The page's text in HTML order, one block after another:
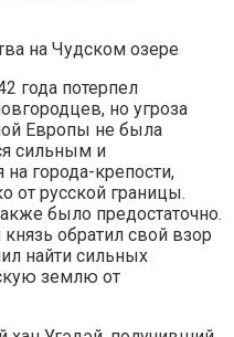
на Чудском озере
года потерпел
но угроза
Европы не была
сильным и
города-крепости,
от русской границы.
было предостаточно.
обратил свой взор
найти сильных
землю от